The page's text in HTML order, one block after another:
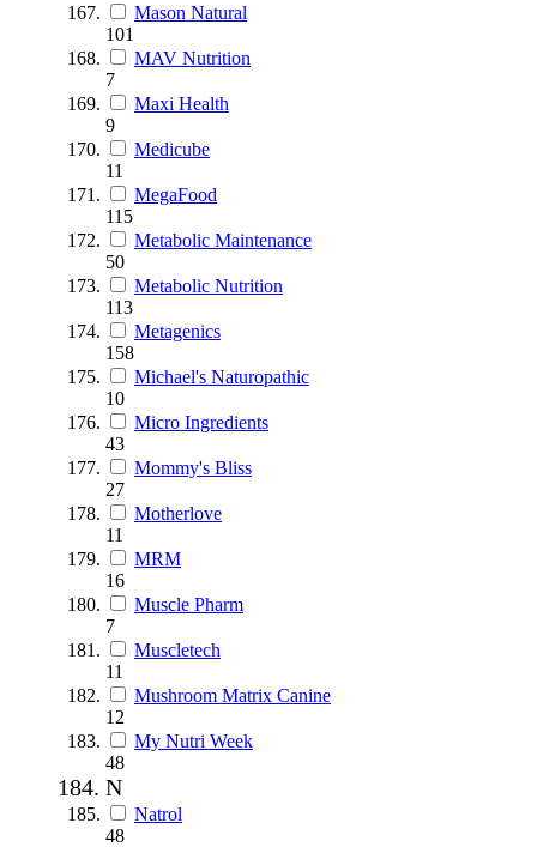
Mason Natural
101
MAV Nutrition
7
Maxi Health
9
Medicube
11
MegaFood
115
Metabolic Maintenance
50
Metabolic Nutrition
113
Metagenics
158
Michael's Naturopathic
10
Micro Ingredients
43
Mommy's Bliss
27
Motherlove
11
MRM
16
Muscle Pharm
7
Muscletech
11
Mushroom Matrix Canine
12
My Nutri Week
48
N
Natrol
48